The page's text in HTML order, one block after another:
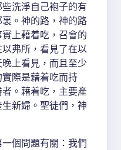
洗淨自己袍子的有
。神的路，神的路
上藉着吃，召會的
弗所，看見了在以
上看見，而且至少
際是藉着吃而持
。藉着吃，主要產
新婦。聖徒們，神
個問題有關：我們